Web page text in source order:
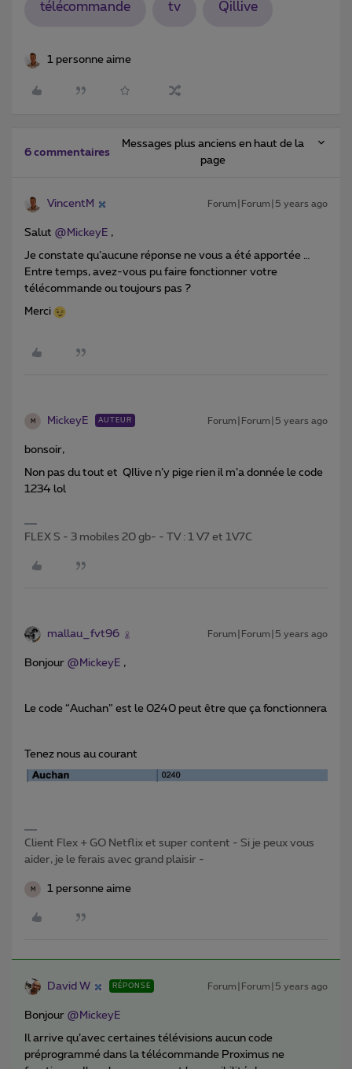
télécommande tv Qillive
1 personne aime
6 commentaires
Messages plus anciens en haut de la
page
VincentM Forum|Forum|5 years ago
Salut @MickeyE ,
Je constate qu’aucune réponse ne vous a été apportée …
Entre temps, avez-vous pu faire fonctionner votre
télécommande ou toujours pas ?
Merci
M MickeyE AUTEUR Forum|Forum|5 years ago
bonsoir,
Non pas du tout et QIlive n’y pige rien il m’a donnée le code
1234 lol
FLEX S - 3 mobiles 20 gb- - TV : 1 V7 et 1V7C
mallau_fvt96 Forum|Forum|5 years ago
Bonjour @MickeyE ,
Le code “Auchan” est le 0240 peut être que ça fonctionnera
Tenez nous au courant
Client Flex + GO Netflix et super content - Si je peux vous
aider, je le ferais avec grand plaisir -
M 1 personne aime
David W RÉPONSE Forum|Forum|5 years ago
Bonjour @MickeyE
Il arrive qu’avec certaines télévisions aucun code
préprogrammé dans la télécommande Proximus ne